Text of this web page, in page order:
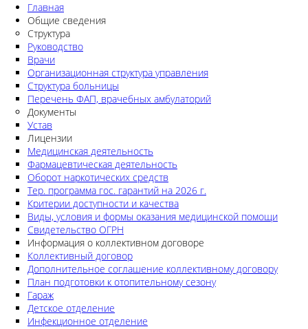
Главная
Общие сведения
Структура
Руководство
Врачи
Организационная структура управления
Структура больницы
Перечень ФАП, врачебных амбулаторий
Документы
Устав
Лицензии
Медицинская деятельность
Фармацевтическая деятельность
Оборот наркотических средств
Тер. программа гос. гарантий на 2026 г.
Критерии доступности и качества
Виды, условия и формы оказания медицинской помощи
Свидетельство ОГРН
Информация о коллективном договоре
Коллективный договор
Дополнительное соглашение коллективному договору
План подготовки к отопительному сезону
Гараж
Детское отделение
Инфекционное отделение